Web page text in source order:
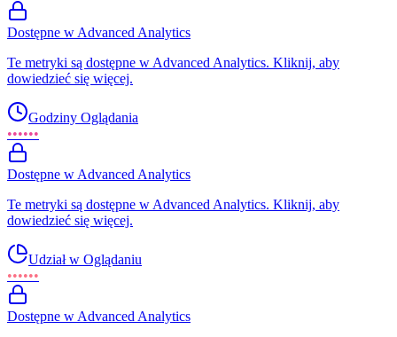
Dostępne w Advanced Analytics
Te metryki są dostępne w Advanced Analytics. Kliknij, aby
dowiedzieć się więcej.
Godziny Oglądania
••••••
Dostępne w Advanced Analytics
Te metryki są dostępne w Advanced Analytics. Kliknij, aby
dowiedzieć się więcej.
Udział w Oglądaniu
••••••
Dostępne w Advanced Analytics